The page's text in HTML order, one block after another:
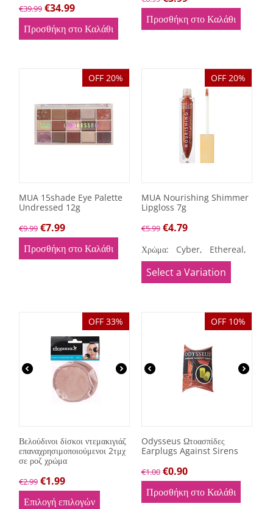
€39.99 €34.99
Προσθήκη στο Καλάθι
Προσθήκη στο Καλάθι
OFF 20%
MUA 15shade Eye Palette
Undressed 12g
€9.99 €7.99
Προσθήκη στο Καλάθι
OFF 20%
MUA Nourishing Shimmer
Lipgloss 7g
€5.99 €4.79
Χρώμα: Cyber, Ethereal,
Select a Variation
OFF 33%
Βελούδινοι δίσκοι ντεμακιγιάζ
επαναχρησιμοποιούμενοι 2τμχ
σε ροζ χρώμα
€2.99 €1.99
Επιλογή επιλογών
OFF 10%
Odysseus Ωτοασπίδες
Earplugs Against Sirens
€1.00 €0.90
Προσθήκη στο Καλάθι